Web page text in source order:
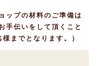
ップの材料のご準備は
手伝いをして頂くこと
までとなります。）